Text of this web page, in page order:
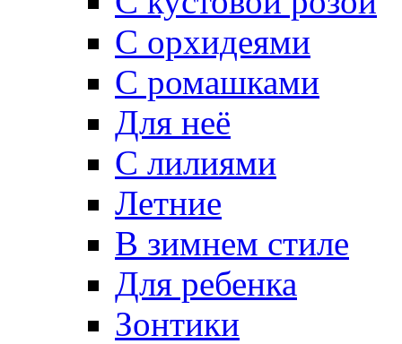
С орхидеями
С ромашками
Для неё
C лилиями
Летние
В зимнем стиле
Для ребенка
Зонтики